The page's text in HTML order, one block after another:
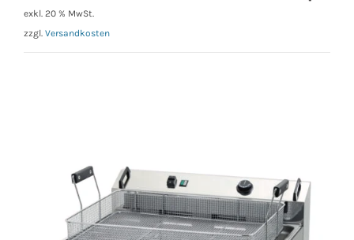
exkl. 20 % MwSt.
zzgl. Versandkosten